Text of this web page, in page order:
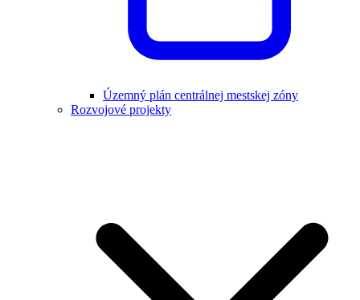
Územný plán centrálnej mestskej zóny
Rozvojové projekty